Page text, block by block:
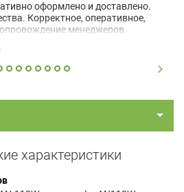
оформлено и доставлено.
Корректное, оперативное,
менеджеров.
характеристики